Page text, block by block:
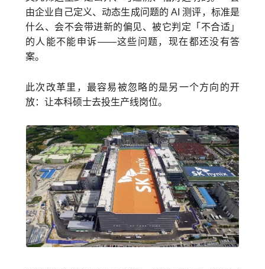
由企业自己定义、动态生成问题的 AI 测评，标准是
什么、会不会带进新的偏见、被它判定「不合适」
的人能不能申诉——这些问题，现在都还没有答
案。
此次改革里，最容易被忽略的是另一个方向的开
放：让本科硕士去投生产线岗位。